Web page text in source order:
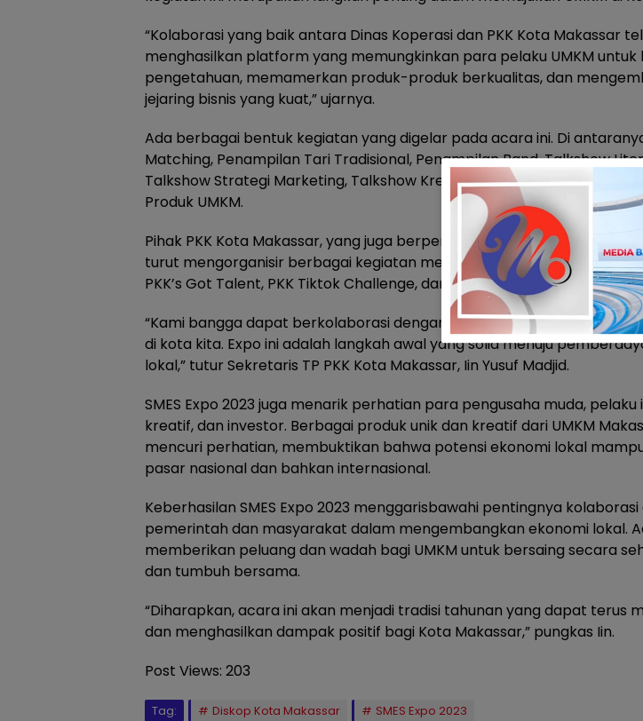
“Kolaborasi yang baik antara Dinas Koperasi dan PKK Kota Makassar
menghasilkan platform yang memungkinkan para pelaku UMKM untuk
pengetahuan, memamerkan produk-produk berkualitas, dan
jejaring bisnis yang kuat,” ujarnya.
Ada berbagai bentuk kegiatan yang digelar pada acara ini. Di
Matching, Penampilan Tari Tradisional, Penampilan Band, Talkshow
Talkshow Strategi Marketing, Talkshow Kredit Usaha Rakyat, dan
Produk UMKM.
Pihak PKK Kota Makassar, yang juga berperan penting dalam
turut mengorganisir berbagai kegiatan menarik seperti Lomba Inovasi
PKK’s Got Talent, PKK Tiktok Challenge, dan Lomba Kreasi Payung PKK.
“Kami bangga dapat berkolaborasi dengan Dinas Koperasi untuk
di kota kita. Expo ini adalah langkah awal yang solid menuju
lokal,” tutur Sekretaris TP PKK Kota Makassar, Iin Yusuf Madjid.
SMES Expo 2023 juga menarik perhatian para pengusaha muda, pelaku
kreatif, dan investor. Berbagai produk unik dan kreatif dari UMKM
mencuri perhatian, membuktikan bahwa potensi ekonomi lokal
pasar nasional dan bahkan internasional.
Keberhasilan SMES Expo 2023 menggarisbawahi pentingnya
pemerintah dan masyarakat dalam mengembangkan ekonomi lokal.
memberikan peluang dan wadah bagi UMKM untuk bersaing secara
dan tumbuh bersama.
“Diharapkan, acara ini akan menjadi tradisi tahunan yang dapat terus
dan menghasilkan dampak positif bagi Kota Makassar,” pungkas Iin.
Post Views: 203
Tag: Diskop Kota Makassar
SMES Expo 2023